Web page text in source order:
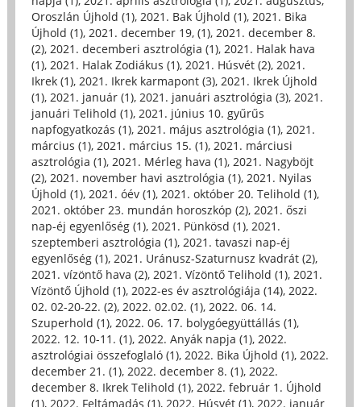
Oroszlán Újhold (1), 2021. Bak Újhold (1), 2021. Bika
Újhold (1), 2021. december 19, (1), 2021. december 8.
(2), 2021. decemberi asztrológia (1), 2021. Halak hava
(1), 2021. Halak Zodiákus (1), 2021. Húsvét (2), 2021.
Ikrek (1), 2021. Ikrek karmapont (3), 2021. Ikrek Újhold
(1), 2021. január (1), 2021. januári asztrológia (3), 2021.
januári Telihold (1), 2021. június 10. gyűrűs
napfogyatkozás (1), 2021. május asztrológia (1), 2021.
március (1), 2021. március 15. (1), 2021. márciusi
asztrológia (1), 2021. Mérleg hava (1), 2021. Nagyböjt
(2), 2021. november havi asztrológia (1), 2021. Nyilas
Újhold (1), 2021. óév (1), 2021. október 20. Telihold (1),
2021. október 23. mundán horoszkóp (2), 2021. őszi
nap-éj egyenlőség (1), 2021. Pünkösd (1), 2021.
szeptemberi asztrológia (1), 2021. tavaszi nap-éj
egyenlőség (1), 2021. Uránusz-Szaturnusz kvadrát (2),
2021. vízöntő hava (2), 2021. Vízöntő Telihold (1), 2021.
Vízöntő Újhold (1), 2022-es év asztrológiája (14), 2022.
02. 02-20-22. (2), 2022. 02.02. (1), 2022. 06. 14.
Szuperhold (1), 2022. 06. 17. bolygóegyüttállás (1),
2022. 12. 10-11. (1), 2022. Anyák napja (1), 2022.
asztrológiai összefoglaló (1), 2022. Bika Újhold (1), 2022.
december 21. (1), 2022. december 8. (1), 2022.
december 8. Ikrek Telihold (1), 2022. február 1. Újhold
(1), 2022. Feltámadás (1), 2022. Húsvét (1), 2022. január